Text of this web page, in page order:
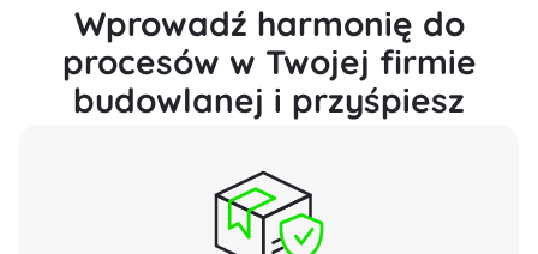
Wprowadź harmonię do
procesów w Twojej firmie
budowlanej i przyśpiesz